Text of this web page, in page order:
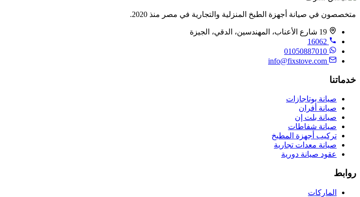
متخصصون في صيانة أجهزة الطبخ المنزلية والتجارية في مصر منذ 2020.
19 شارع الأعناب، المهندسين، الدقي، الجيزة
16062
01050887010
info@fixstove.com
خدماتنا
صيانة بوتاجازات
صيانة أفران
صيانة بلت إن
صيانة شفاطات
تركيب أجهزة المطبخ
صيانة معدات تجارية
عقود صيانة دورية
روابط
الماركات